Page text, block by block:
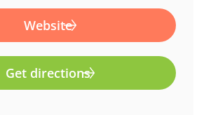
e
b
o
o
Website
Get directions